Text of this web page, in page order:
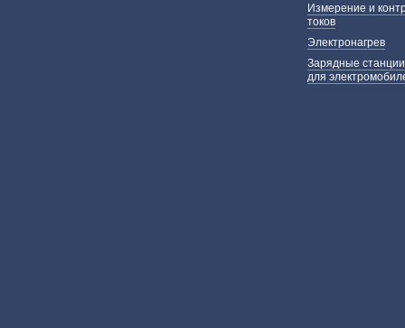
Измерение и
токов
Электронагрев
Зарядные станции
для